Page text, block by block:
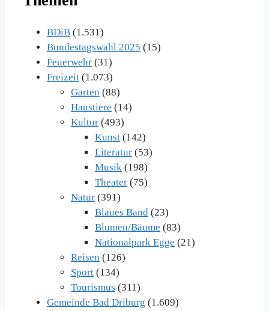
BDiB (1.531)
Bundestagswahl 2025 (15)
Feuerwehr (31)
Freizeit (1.073)
Garten (88)
Haustiere (14)
Kultur (493)
Kunst (142)
Literatur (53)
Musik (198)
Theater (75)
Natur (391)
Blaues Band (23)
Blumen/Bäume (83)
Nationalpark Egge (21)
Reisen (126)
Sport (134)
Tourismus (311)
Gemeinde Bad Driburg (1.609)